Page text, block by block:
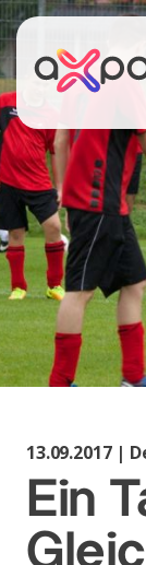
Search
Axpo
13.09.2017 |
Ein